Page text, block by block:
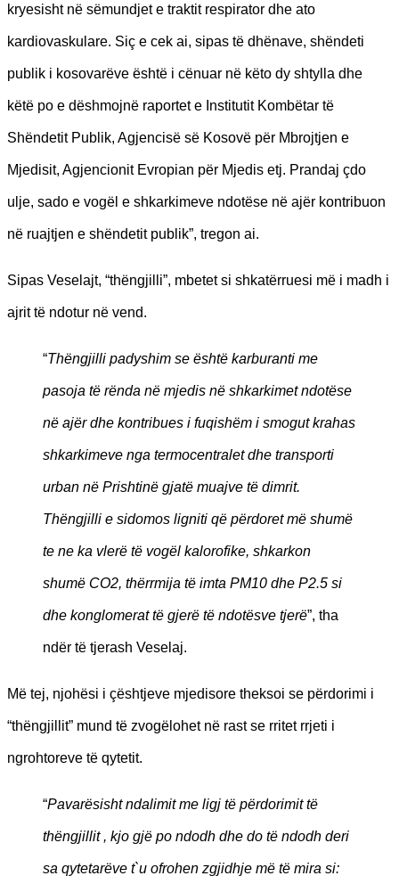
kryesisht në sëmundjet e traktit respirator dhe ato
kardiovaskulare. Siç e cek ai, sipas të dhënave, shëndeti
publik i kosovarëve është i cënuar në këto dy shtylla dhe
këtë po e dëshmojnë raportet e Institutit Kombëtar të
Shëndetit Publik, Agjencisë së Kosovë për Mbrojtjen e
Mjedisit, Agjencionit Evropian për Mjedis etj. Prandaj çdo
ulje, sado e vogël e shkarkimeve ndotëse në ajër kontribuon
në ruajtjen e shëndetit publik”, tregon ai.
Sipas Veselajt, “thëngjilli”, mbetet si shkatërruesi më i madh i
ajrit të ndotur në vend.
“Thëngjilli padyshim se është karburanti me
pasoja të rënda në mjedis në shkarkimet ndotëse
në ajër dhe kontribues i fuqishëm i smogut krahas
shkarkimeve nga termocentralet dhe transporti
urban në Prishtinë gjatë muajve të dimrit.
Thëngjilli e sidomos ligniti që përdoret më shumë
te ne ka vlerë të vogël kalorofike, shkarkon
shumë CO2, thërrmija të imta PM10 dhe P2.5 si
dhe konglomerat të gjerë të ndotësve tjerë”, tha
ndër të tjerash Veselaj.
Më tej, njohësi i çështjeve mjedisore theksoi se përdorimi i
“thëngjillit” mund të zvogëlohet në rast se rritet rrjeti i
ngrohtoreve të qytetit.
“Pavarësisht ndalimit me ligj të përdorimit të
thëngjillit , kjo gjë po ndodh dhe do të ndodh deri
sa qytetarëve t`u ofrohen zgjidhje më të mira si: